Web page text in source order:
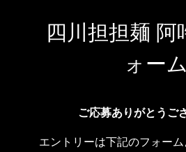
四川担担麺 阿
ォーム
ご応募ありがとうご
エントリーは下記のフォー